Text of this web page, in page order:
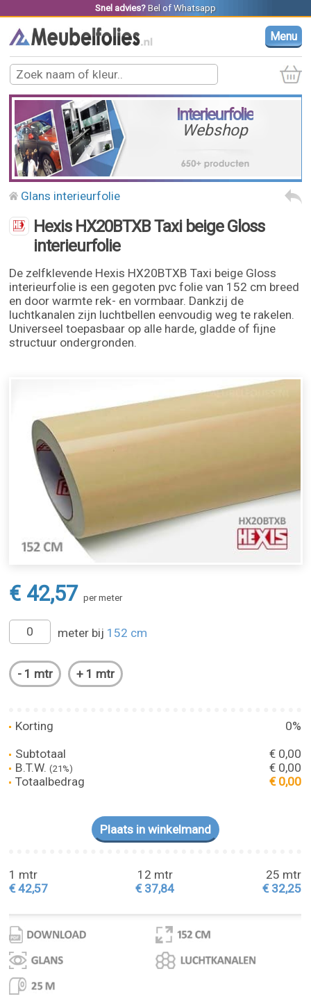
Snel advies? Belof Whatsapp
Menu
Interieurfolie
Webshop
Glans interieurfolie
Hexis HX20BTXB Taxi beige Gloss
interieurfolie
De zelfklevende Hexis HX20BTXB Taxi beige Gloss
interieurfolie is een gegoten pvc folie van 152 cm breed
en door warmte rek- en vormbaar. Dankzij de
luchtkanalen zijn luchtbellen eenvoudig weg te rakelen.
Universeel toepasbaar op alle harde, gladde of fijne
structuur ondergronden.
€ 42,57 per meter
meter bij 152 cm
Korting
0%
Subtotaal
€ 0,00
B.T.W.(21%)
€ 0,00
Totaalbedrag
€ 0,00
1 mtr
€ 42,57
12 mtr
€ 37,84
25 mtr
€ 32,25